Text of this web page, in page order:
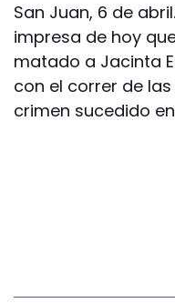
San Juan, 6 de
impresa de hoy
matado a Jacinta
con el correr de
crimen sucedido